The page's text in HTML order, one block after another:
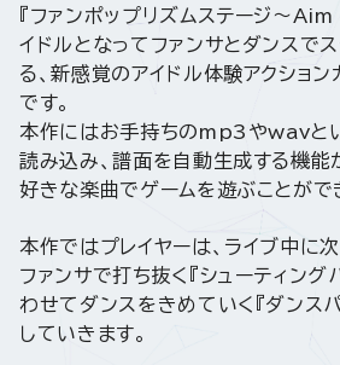
『ファンポップリズムステージ～
イドルとなってファンサとダンスで
る、新感覚のアイドル体験アクショ
です。
本作にはお手持ちのmp3やwavと
読み込み、譜面を自動生成する機能
好きな楽曲でゲームを遊ぶことがで
本作ではプレイヤーは、ライブ中に
ファンサで打ち抜く『シューティング
わせてダンスをきめていく『ダンス
していきます。